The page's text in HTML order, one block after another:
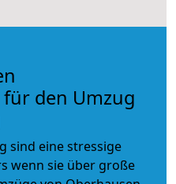
den Umzug
sind eine stressige
wenn sie über große